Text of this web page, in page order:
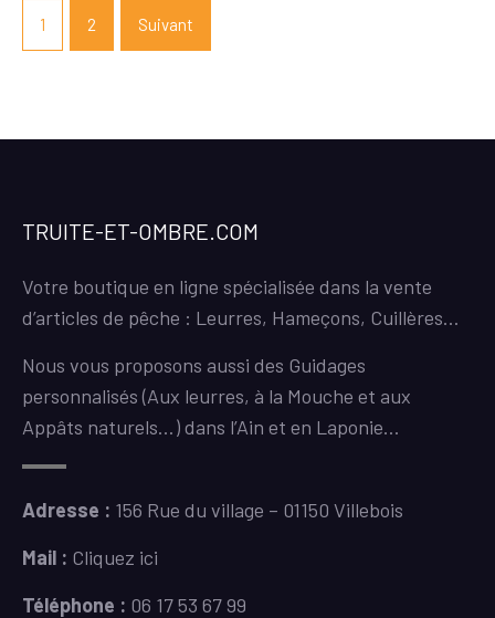
des
articles
1 2 Suivant
TRUITE-ET-OMBRE.COM
Votre boutique en ligne spécialisée dans la vente
d’articles de pêche : Leurres, Hameçons, Cuillères…
Nous vous proposons aussi des Guidages
personnalisés (Aux leurres, à la Mouche et aux
Appâts naturels…) dans l’Ain et en Laponie…
Adresse : 156 Rue du village – 01150 Villebois
Mail : Cliquez ici
Téléphone : 06 17 53 67 99